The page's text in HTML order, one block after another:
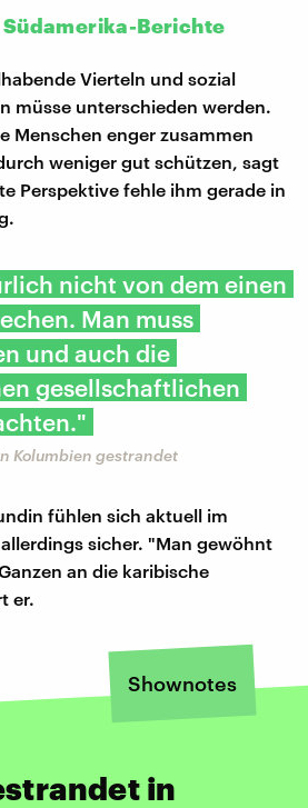
Berichte
Vierteln und sozial
müsse unterschieden werden.
Menschen enger zusammen
weniger gut schützen, sagt
Perspektive fehle ihm gerade in
nicht von dem einen
Man muss
und auch die
gesellschaftlichen
Kolumbien gestrandet
fühlen sich aktuell im
sicher. "Man gewöhnt
an die karibische
er.
Shownotes
in